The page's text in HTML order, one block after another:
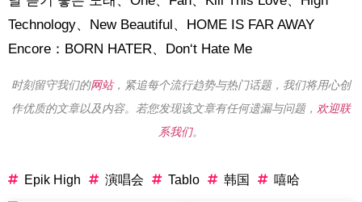
Technology、New Beautiful、HOME IS FAR AWAY
Encore：BORN HATER、Don‘t Hate Me
时刻留守我们的网站，紧追每个流行趋势与热门话题，我们将用心创
作优质的文章以及内容。若您发现该文章有任何遗漏与问题， 欢迎联
系我们。
Epik High 演唱会 Tablo 韩国 嘻哈